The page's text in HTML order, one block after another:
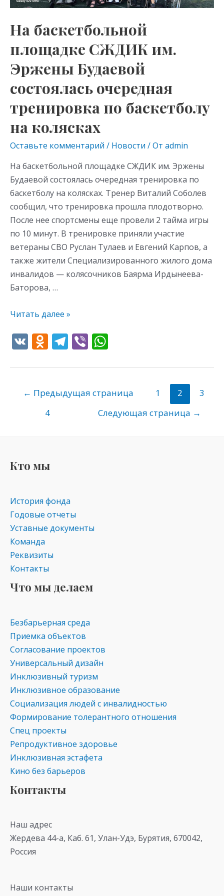
На баскетбольной
площадке СЖДИК им.
Эржены Будаевой
состоялась очередная
тренировка по баскетболу
на колясках
Оставьте комментарий / Новости / От admin
На баскетбольной площадке СЖДИК им. Эржены
Будаевой состоялась очередная тренировка по
баскетболу на колясках. Тренер Виталий Соболев
сообщил, что тренировка прошла плодотворно.
После нее спортсмены еще провели 2 тайма игры
по 10 минут. В тренировке приняли участие
ветераны СВО Руслан Тулаев и Евгений Карпов, а
также жители Специализированного жилого дома
инвалидов — колясочников Баярма Ирдынеева-
Баторова, …
состоялась
тренировка
по
баскетболу
на
колясках
Читать далее »
V O
n
o
kl
as
ki
T
e
gr
a
Vi
er at
s
p
← Предыдущая страница 1 2
3
4
Следующая страница →
Кто мы
История фонда
Годовые отчеты
Уставные документы
Команда
Реквизиты
Контакты
Что мы делаем
Безбарьерная среда
Приемка объектов
Согласование проектов
Универсальный дизайн
Инклюзивный туризм
Инклюзивное образование
Социализация людей с инвалидностью
Формирование толерантного отношения
Спец проекты
Репродуктивное здоровье
Инклюзивная эстафета
Кино без барьеров
Контакты
Наш адрес
Жердева 44-а, Каб. 61, Улан-Удэ, Бурятия, 670042,
Россия
Наши контакты